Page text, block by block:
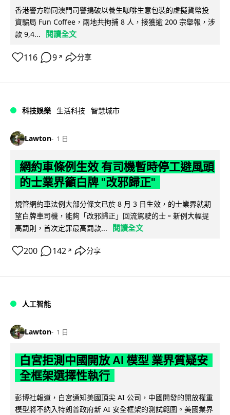
香港警方聯同澳門司警搗破以養生咖啡生意包裝的虛擬貨幣投
資騙局 Fun Coffee，兩地共拘捕 8 人，接獲逾 200 宗舉報，涉
款 9,4...
閱讀全文
116 9 ↗ 分享
科技娛樂 生活科技 智慧城市
Lawton 1 日
網約車條例生效 有司機暫時停工避風頭
的士業界籲白牌 "改邪歸正"
規管網約車法例大部分條文已於 8 月 3 日生效，的士業界就期
望白牌車司機，能夠「改邪歸正」回流駕駛的士。新例大幅提
高罰則，首次定罪最高罰款...
閱讀全文
200 142 ↗ 分享
人工智能
Lawton 1 日
白宮拒測中國開放 AI 模型 業界質疑安
全框架選擇性執行
彭博社報道，白宮通知美國頂尖 AI 公司，中國開發的開放權重
模型將不納入特朗普政府新 AI 安全框架的測試範圍。美國業界